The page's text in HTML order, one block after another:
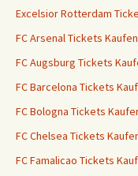
Excelsior Rotterdam
FC Arsenal Tickets Kaufen
FC Augsburg Tickets
FC Barcelona Tickets
FC Bologna Tickets
FC Chelsea Tickets
FC Famalicao Tickets